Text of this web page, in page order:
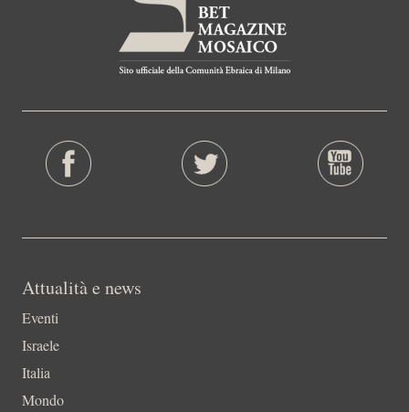
Attualità e news
Eventi
Israele
Italia
Mondo